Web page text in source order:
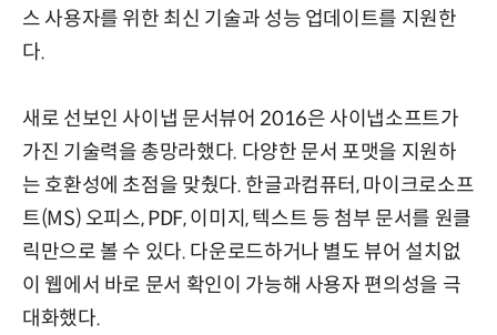
스 사용자를 위한 최신 기술과 성능 업데이트를 지원한
다.
새로 선보인 사이냅 문서뷰어 2016은 사이냅소프트가
가진 기술력을 총망라했다. 다양한 문서 포맷을 지원하
는 호환성에 초점을 맞췄다. 한글과컴퓨터, 마이크로소프
트(MS) 오피스, PDF, 이미지, 텍스트 등 첨부 문서를 원클
릭만으로 볼 수 있다. 다운로드하거나 별도 뷰어 설치없
이 웹에서 바로 문서 확인이 가능해 사용자 편의성을 극
대화했다.